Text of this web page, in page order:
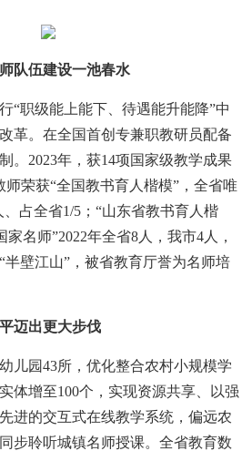
伍建设一池春水
职级能上能下、待遇能升能降”中
革。在全国首创专兼职教研员配备
。2023年，获14项国家级教学成果
荣获“全国教书育人楷模”，全省唯
占全省1/5；“山东省教书育人楷
家名师”2022年全省8人，我市4人，
半壁江山”，被省教育厅誉为名师培
迈出更大步伐
园43所，优化整合农村小规模学
体增至100个，实现资源共享、以强
进的交互式在线教学系统，偏远农
步聆听城镇名师授课。全省教育数